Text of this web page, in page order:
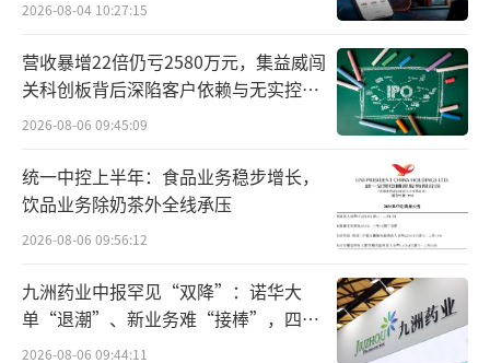
下载“龙虾”是免费的，但用“龙虾”却
是收费的，因为需要购买大模型算力——就像灯
泡是免费的，但用电得花钱。第二波接住这泼
天富贵的，就是卖“龙虾算力”以及炒作相关
大模型和算力的人。
今年春节以来，“龙虾概念股”一路走
高，MiniMax上市两个月，股价飙升640%；3
月10日，智谱上线“一键安装”AutoClaw（中
文“澳龙”），股价开盘大涨12.6%；腾讯发
2026-08-04 10:27:15
营收暴增22倍仍亏2580万元，集益威闯
关科创板背后深陷客户依赖与无实控人
困局
2026-08-06 09:45:09
统一中控上半年：食品业务稳步增长，
饮品业务除奶茶外全线承压
2026-08-06 09:56:12
九洲药业中报罕见“双降”：诺华大
单“退潮”、新业务难“接棒”，四大
难关待闯
2026-08-06 09:44:11